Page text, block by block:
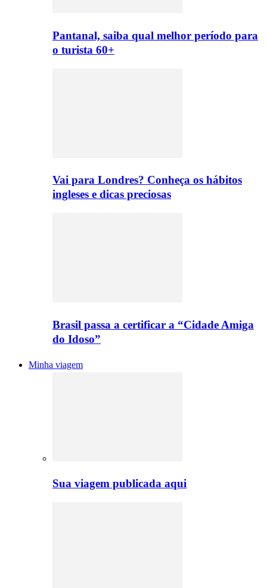
Pantanal, saiba qual melhor período para
o turista 60+
Vai para Londres? Conheça os hábitos
ingleses e dicas preciosas
Brasil passa a certificar a “Cidade Amiga
do Idoso”
Minha viagem
Sua viagem publicada aqui